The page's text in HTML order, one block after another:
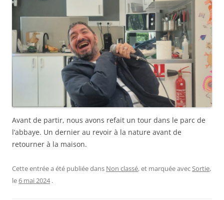
Avant de partir, nous avons refait un tour dans le parc de
l’abbaye. Un dernier au revoir à la nature avant de
retourner à la maison.
Cette entrée a été publiée dans Non classé, et marquée avecSortie,
le6 mai 2024 .